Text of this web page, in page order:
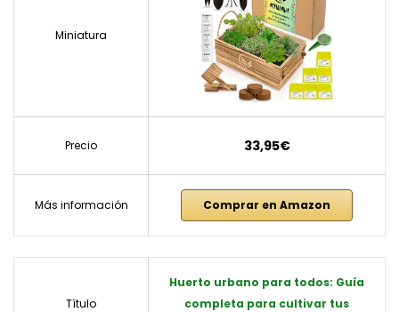
Miniatura
Precio 33,95€
Más información Comprar en Amazon
Título
Huerto urbano para todos: Guía
completa para cultivar tus